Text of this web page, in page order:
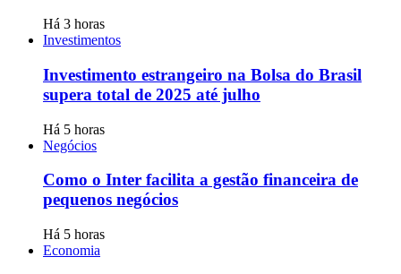
Há 3 horas
Investimentos
Investimento estrangeiro na Bolsa do Brasil
supera total de 2025 até julho
Há 5 horas
Negócios
Como o Inter facilita a gestão financeira de
pequenos negócios
Há 5 horas
Economia